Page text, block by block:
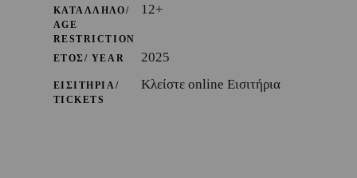
ΚΑΤΑΛΛΗΛΟ/
AGE
RESTRICTION
12+
ΕΤΟΣ/ YEAR 2025
ΕΙΣΙΤΗΡΙΑ/
TICKETS
Κλείστε online Εισιτήρια